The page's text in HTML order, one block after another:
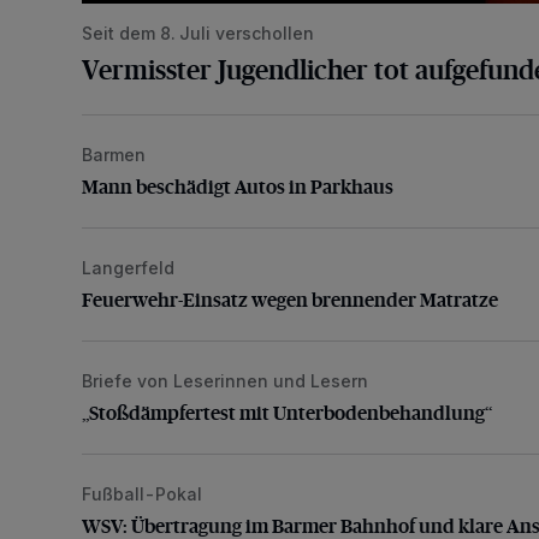
Seit dem 8. Juli verschollen
Vermisster Jugendlicher tot
Mann beschädigt Autos in Parkhaus
Barmen
Mann beschädigt Autos in Parkhaus
Feuerwehr-Einsatz wegen brennender Matratze
Langerfeld
Feuerwehr-Einsatz wegen brennender Matratze
„Stoßdämpfertest mit Unterbodenbehandlung“
Briefe von Leserinnen und Lesern
„Stoßdämpfertest mit Unterbodenbehandlung“
WSV: Übertragung im Barmer Bahnhof und klare
Fußball-Pokal
WSV: Übertragung im Barmer Bahnhof und klare